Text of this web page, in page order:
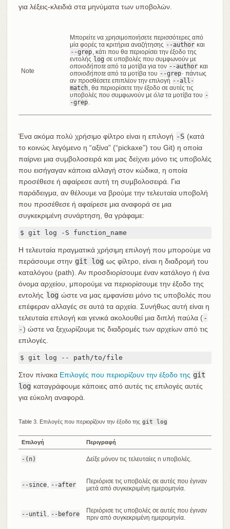
για λέξεις-κλειδιά στα μηνύματα των υποβολών.
Note
Μπορείτε να χρησιμοποιήσετε περισσότερες από
μία φορές τα κριτήρια αναζήτησης --author και
--grep , κάτι που θα περιορίσει την έξοδο της
εντολής log σε υποβολές που συμφωνούν με
οποιοδήποτεαπό τα μοτίβα για τον --author και
οποιοδήποτεαπό τα μοτίβα του --grep· πάντως
αν προσθέσετε επιπλέον την επιλογή --all-
match , θα περιορίσετε την έξοδο σε αυτές τις
υποβολές που συμφωνούν με όλατα μοτίβα του -
-grep
Ένα ακόμα πολύ χρήσιμο φίλτρο είναι η επιλογή -S (κατά
το κοινώς λεγόμενο η “αξίνα” (“pickaxe”) του Git) η οποία
παίρνει μια συμβολοσειρά και μας δείχνει μόνο τις υποβολές
που εισήγαγαν κάποια αλλαγή στον κώδικα, η οποία
προσέθεσε ή αφαίρεσε αυτή τη συμβολοσειρά. Για
παράδειγμα, αν θέλουμε να βρούμε την τελευταία υποβολή
που προσέθεσε ή αφαίρεσε μια αναφορά σε μια
συγκεκριμένη συνάρτηση, θα γράφαμε:
$ git log -S function_name
Η τελευταία πραγματικά χρήσιμη επιλογή που μπορούμε να
περάσουμε στην git log ως φίλτρο, είναι η διαδρομή του
καταλόγου (path). Αν προσδιορίσουμε έναν κατάλογο ή ένα
όνομα αρχείου, μπορούμε να περιορίσουμε την έξοδο της
εντολής log ώστε να μας εμφανίσει μόνο τις υποβολές που
επέφεραν αλλαγές σε αυτά τα αρχεία. Συνήθως αυτή είναι η
τελευταία επιλογή και γενικά ακολουθεί μια διπλή παύλα ( -
-) ώστε να ξεχωρίζουμε τις διαδρομές των αρχείων από τις
επιλογές.
$ git log -- path/to/file
Στον πίνακα Επιλογές που περιορίζουν την έξοδο της git
log καταγράφουμε κάποιες από αυτές τις επιλογές αυτές
για εύκολη αναφορά.
Table 3. Επιλογές που περιορίζουν την έξοδο της git log
Επιλογή Περιγραφή
-(n) Δείξε μόνον τις τελευταίες n υποβολές.
--since --after
Περιόρισε τις υποβολές σε αυτές που έγιναν
μετά από συγκεκριμένη ημερομηνία.
--until --before
Περιόρισε τις υποβολές σε αυτές που έγιναν
πριν από συγκεκριμένη ημερομηνία.